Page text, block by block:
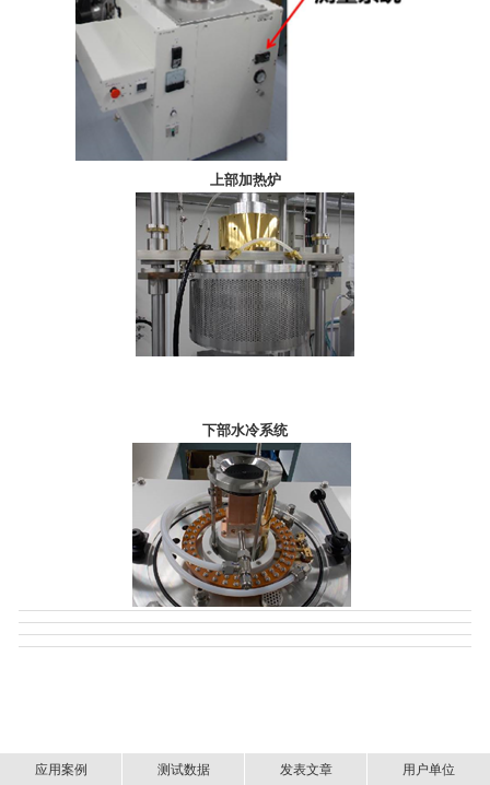
上部加热炉
下部水冷系统
应用案例 测试数据 发表文章 用户单位